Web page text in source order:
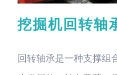
挖掘机回转轴
回转轴承是一种支撑组